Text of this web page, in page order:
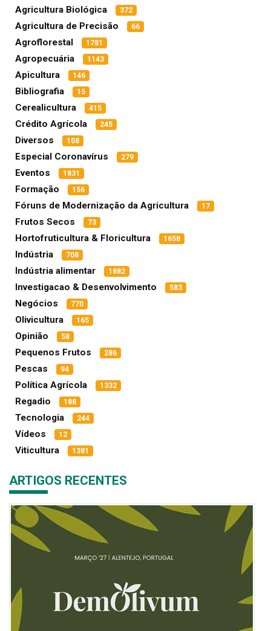
Agricultura Biológica 372
Agricultura de Precisão 66
Agroflorestal 1781
Agropecuária 1143
Apicultura 146
Bibliografia 15
Cerealicultura 415
Crédito Agrícola 245
Diversos 108
Especial Coronavírus 279
Eventos 1831
Formação 156
Fóruns de Modernização da Agricultura 17
Frutos Secos 73
Hortofruticultura & Floricultura 1658
Indústria 708
Indústria alimentar 1882
Investigacao & Desenvolvimento 583
Negócios 770
Olivicultura 165
Opinião 58
Pequenos Frutos 286
Pescas 94
Política Agrícola 1332
Regadio 188
Tecnologia 244
Vídeos 12
Viticultura 1381
ARTIGOS RECENTES